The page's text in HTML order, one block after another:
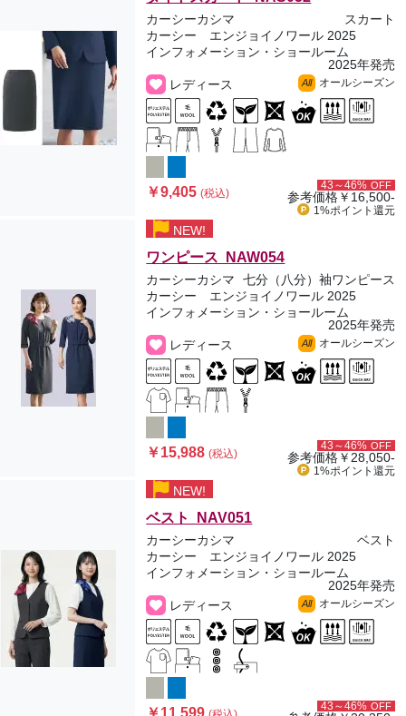
カーシーカシマ
スカート
カーシー エンジョイノワール 2025
インフォメーション・ショールーム
2025年発売
レディース
All オールシーズン
￥9,405(税込)
43～46% OFF
参考価格￥16,500-
1%ポイント 還元
NEW!
ワンピース NAW054
カーシーカシマ
七分（八分）袖ワンピース
カーシー エンジョイノワール 2025
インフォメーション・ショールーム
2025年発売
レディース
All オールシーズン
￥15,988(税込)
43～46% OFF
参考価格￥28,050-
1%ポイント 還元
NEW!
ベスト NAV051
カーシーカシマ
ベスト
カーシー エンジョイノワール 2025
インフォメーション・ショールーム
2025年発売
レディース
All オールシーズン
43～46% OFF